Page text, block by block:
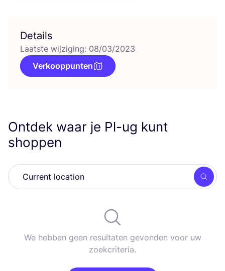
Details
Laatste wijziging: 08/03/2023
Verkooppunten
Ontdek waar je Pl-ug kunt
shoppen
Zoek
We hebben geen resultaten gevonden voor uw
zoekcriteria.